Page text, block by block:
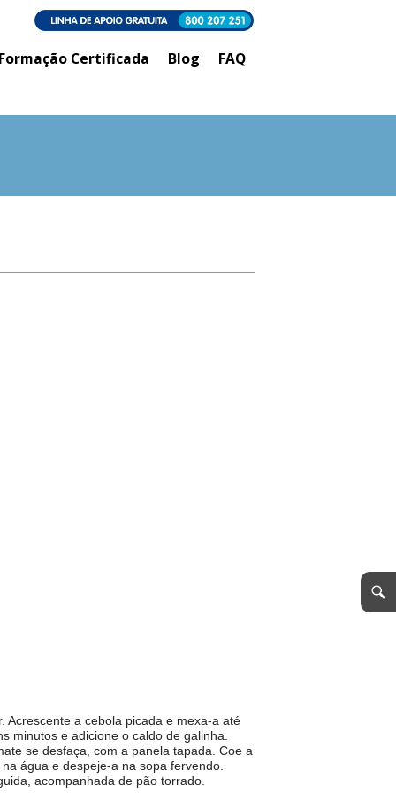
Formação Certificada Blog FAQ
Acrescente a cebola picada e mexa-a até
minutos e adicione o caldo de galinha.
se desfaça, com a panela tapada. Coe a
água e despeje-a na sopa fervendo.
acompanhada de pão torrado.